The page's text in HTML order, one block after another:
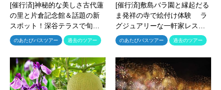
[催行済]神秘的な美しさ古代蓮
の里と片倉記念館＆話題の新
スポット！深谷テラスで旬…
のあたびバスツアー 過去のツアー
[催行済]敷島バラ園と縁起だる
ま発祥の寺で絵付け体験 ラ
グジュアリーな一軒家レス…
のあたびバスツアー 過去のツアー